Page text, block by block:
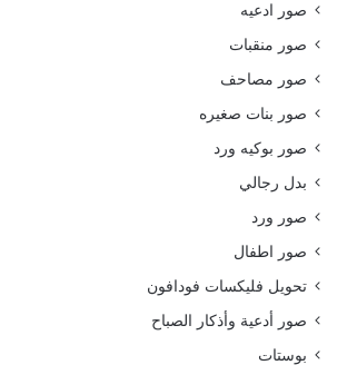
صور ادعيه
صور منقبات
صور مصاحف
صور بنات صغيره
صور بوكيه ورد
بدل رجالي
صور ورد
صور اطفال
تحويل فليكسات فودافون
صور أدعية وأذكار الصباح
بوستات